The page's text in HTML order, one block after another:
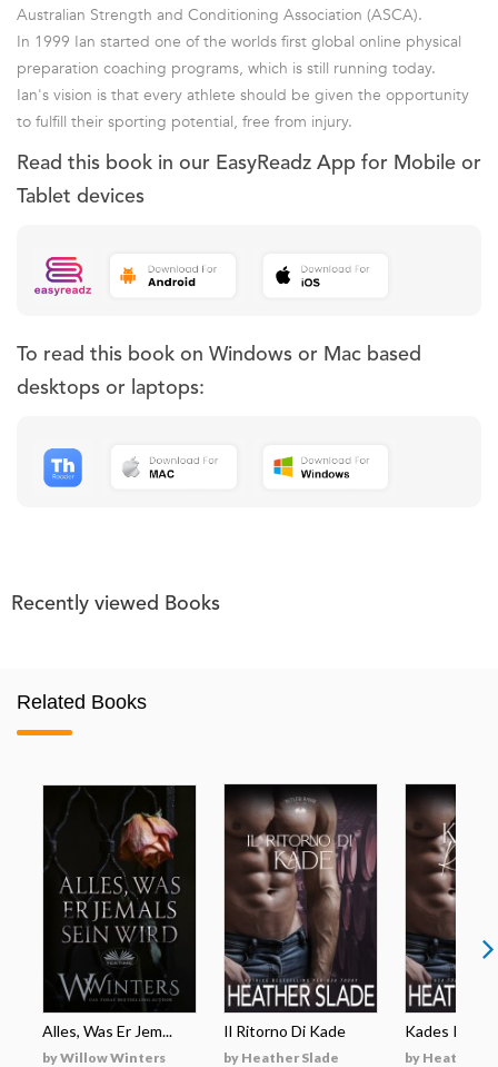
Australian Strength and Conditioning Association (ASCA).
In 1999 Ian started one of the worlds first global online physical
preparation coaching programs, which is still running today.
Ian's vision is that every athlete should be given the opportunity
to fulfill their sporting potential, free from injury.
Read this book in our EasyReadz App for Mobile or
Tablet devices
To read this book on Windows or Mac based
desktops or laptops:
Recently viewed Books
Related Books
Alles, Was Er Jem...
by Willow Winters
Il Ritorno Di Kade
by Heather Slade
Kades
by Heather